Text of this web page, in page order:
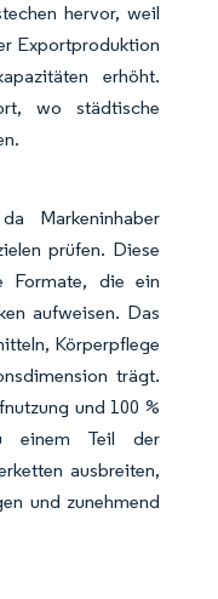
hervor, weil
Exportproduktion
erhöht.
wo städtische
Markeninhaber
prüfen. Diese
Formate, die ein
aufweisen. Das
Körperpflege
trägt.
und 100 %
einem Teil der
ausbreiten,
und zunehmend